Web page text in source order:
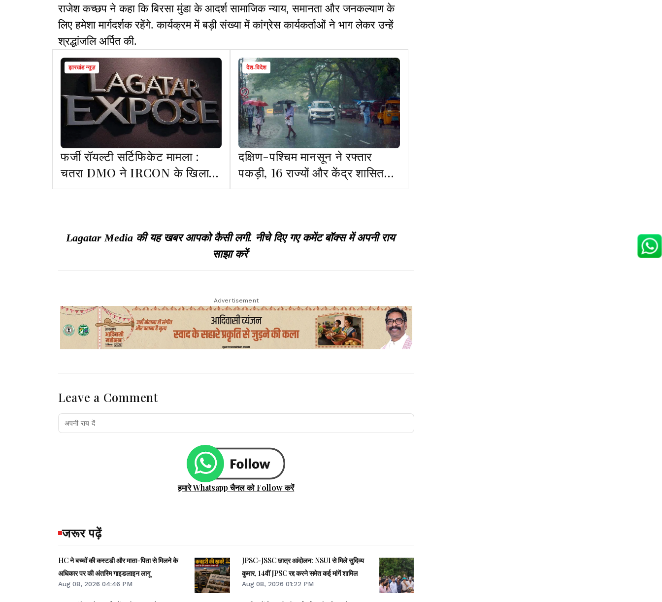
राजेश कच्छप ने कहा कि बिरसा मुंडा के आदर्श सामाजिक न्याय, समानता और जनकल्याण के
लिए हमेशा मार्गदर्शक रहेंगे. कार्यक्रम में बड़ी संख्या में कांग्रेस कार्यकर्ताओं ने भाग लेकर उन्हें
श्रद्धांजलि अर्पित की.
झारखंड न्यूज़
फर्जी रॉयल्टी सर्टिफिकेट मामला :
चतरा DMO ने IRCON के खिलाफ
दर्ज करायी प्राथमिकी
देश-विदेश
दक्षिण-पश्चिम मानसून ने रफ्तार
पकड़ी, 16 राज्यों और केंद्र शासित
प्रदेशों में दस्तक दे दी
Lagatar Media की यह खबर आपको कैसी लगी. नीचे दिए गए कमेंट बॉक्स में अपनी राय
साझा करें
Advertisement
Leave a Comment
हमारे Whatsapp चैनल को Follow करें
जरूर पढ़ें
HC ने बच्चों की कस्टडी और माता-पिता से मिलने के
अधिकार पर की अंतरिम गाइडलाइन लागू
Aug 08, 2026 04:46 PM
JPSC-JSSC छात्र आंदोलन: NSUI से मिले सुदिव्य
कुमार, 14वीं JPSC रद्द करने समेत कई मांगें शामिल
Aug 08, 2026 01:22 PM